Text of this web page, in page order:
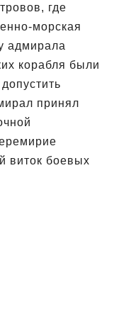
где
морская
адмирала
корабля были
принял
виток боевых